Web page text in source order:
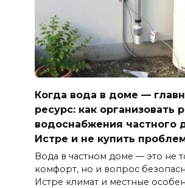
Когда вода в доме —
ресурс: как организовать
водоснабжения частного
Истре и не купить
Вода в частном доме — это не
комфорт, но и вопрос
Истре климат и местные